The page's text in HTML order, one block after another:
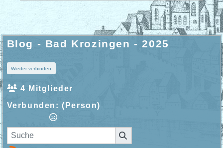
Blog - Bad Krozingen - 2025
Wieder verbinden
4 Mitglieder
Verbunden: (Person)